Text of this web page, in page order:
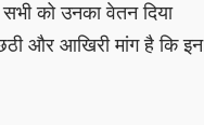
को उनका वेतन दिया
और आखिरी मांग है कि इन